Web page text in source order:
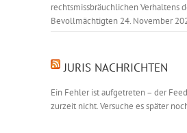
rechtsmissbräuchlichen Verhaltens
Bevollmächtigten 24. November
JURIS NACHRICHTEN
Ein Fehler ist aufgetreten – der
zurzeit nicht. Versuche es später